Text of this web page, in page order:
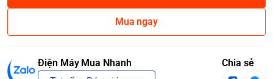
Mua ngay
Điện Máy Mua Nhanh
Chia sẻ